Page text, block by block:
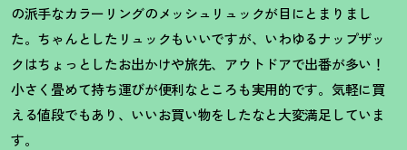
の派手なカラーリングのメッシュリュックが目にとまりまし
た。ちゃんとしたリュックもいいですが、いわゆるナップザッ
クはちょっとしたお出かけや旅先、アウトドアで出番が多い ！
小さく畳めて持ち運びが便利なところも実用的です。気軽に買
える値段でもあり、いいお買い物をしたなと大変満足していま
す。